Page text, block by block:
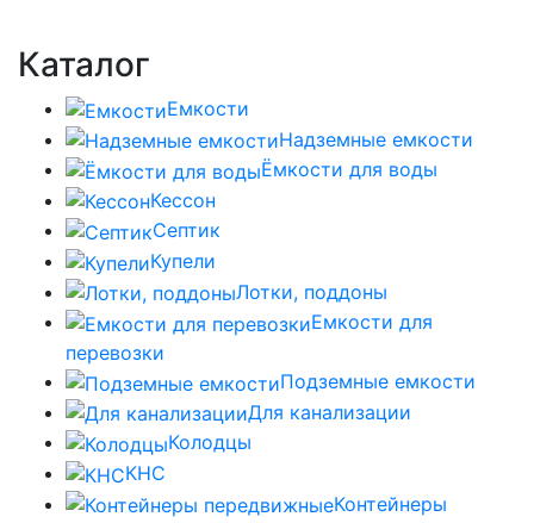
Каталог
Емкости
Надземные емкости
Ёмкости для воды
Кессон
Септик
Купели
Лотки, поддоны
Емкости для
перевозки
Подземные емкости
Для канализации
Колодцы
КНС
Контейнеры